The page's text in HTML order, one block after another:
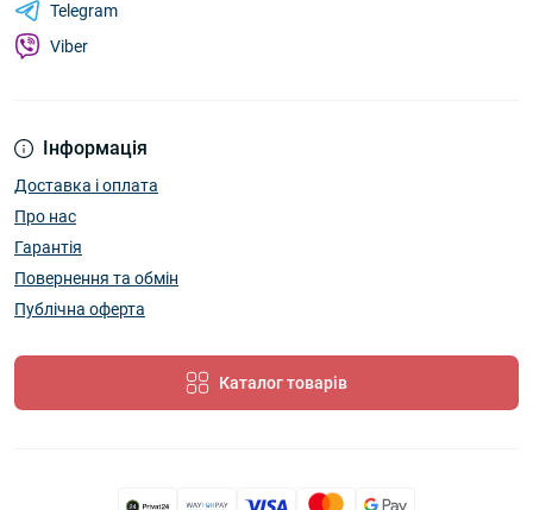
Інформація
Доставка і оплата
Про нас
Гарантія
Повернення та обмін
Публічна оферта
Каталог товарів
Telegram
Viber